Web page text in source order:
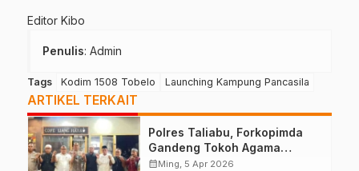
Editor Kibo
Penulis: Admin
Tags Kodim 1508 Tobelo Launching Kampung Pancasila
ARTIKEL TERKAIT
Polres Taliabu, Forkopimda
Gandeng Tokoh Agama
Deklarasikan Damai
calendar_monthMing, 5 Apr 2026